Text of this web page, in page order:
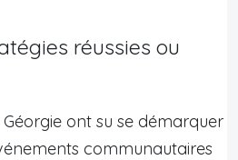
réussies ou
ont su se démarquer
communautaires